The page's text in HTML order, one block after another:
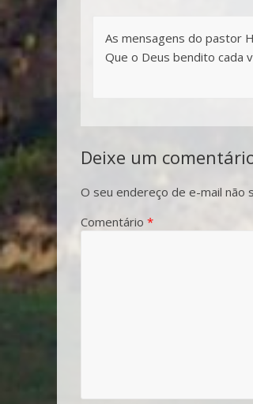
As mensagens do pastor
Que o Deus bendito cada
Deixe um
O seu endereço de e-mail não
Comentário *